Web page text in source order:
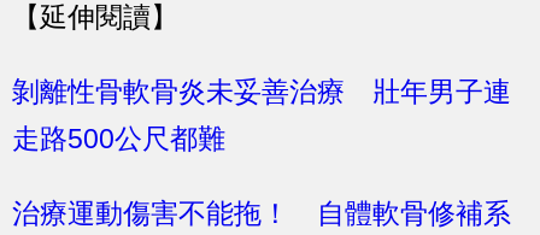
【延伸閱讀】
剝離性骨軟骨炎未妥善治療 壯年男子連
走路500公尺都難
治療運動傷害不能拖！ 自體軟骨修補系